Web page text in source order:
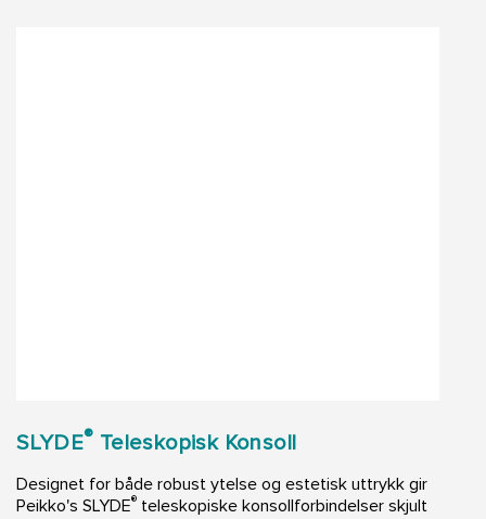
SLYDE® Teleskopisk Konsoll
Designet for både robust ytelse og estetisk uttrykk gir
Peikko's SLYDE® teleskopiske konsollforbindelser skjult